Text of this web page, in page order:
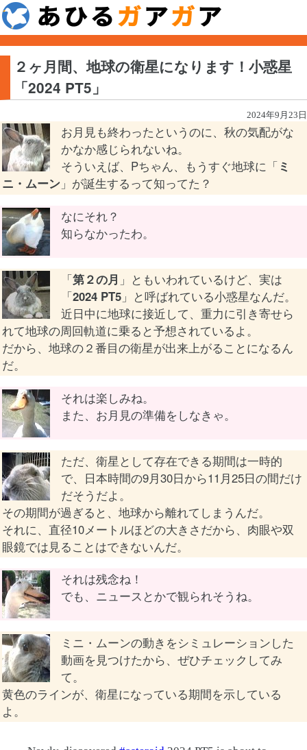
２ヶ月間、地球の衛星になります！小惑星
「2024 PT5」
2024年9月23日
お月見も終わったというのに、秋の気配がな
かなか感じられないね。
そういえば、Pちゃん、もうすぐ地球に「 ミ
ニ・ムーン 」が誕生するって知ってた？
なにそれ？
知らなかったわ。
「第２の月 」ともいわれているけど、実は
「2024 PT5 」と呼ばれている小惑星なんだ。
近日中に地球に接近して、重力に引き寄せら
れて地球の周回軌道に乗ると予想されているよ。
だから、地球の２番目の衛星が出来上がることになるん
だ。
それは楽しみね。
また、お月見の準備をしなきゃ。
ただ、衛星として存在できる期間は一時的
で、日本時間の9月30日から11月25日の間だけ
だそうだよ。
その期間が過ぎると、地球から離れてしまうんだ。
それに、直径10メートルほどの大きさだから、肉眼や双
眼鏡では見ることはできないんだ。
それは残念ね！
でも、ニュースとかで観られそうね。
ミニ・ムーンの動きをシミュレーションした
動画を見つけたから、ぜひチェックしてみ
て。
黄色のラインが、衛星になっている期間を示している
よ。